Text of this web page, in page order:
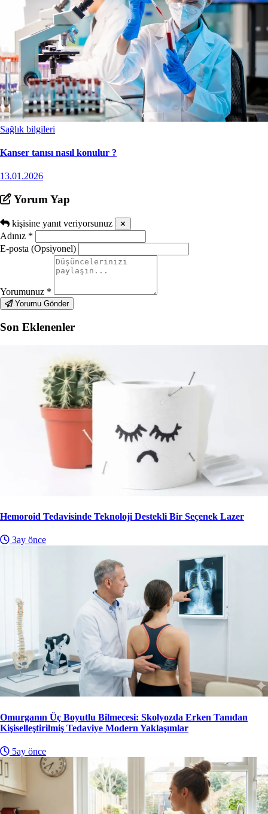
Sağlık bilgileri
Kanser tanısı nasıl konulur ?
13.01.2026
Yorum Yap
kişisine yanıt veriyorsunuz ✕
Adınız *
E-posta (Opsiyonel)
Yorumunuz *
Yorumu Gönder
Son Eklenenler
Hemoroid Tedavisinde Teknoloji Destekli Bir Seçenek Lazer
3ay önce
Omurganın Üç Boyutlu Bilmecesi: Skolyozda Erken Tanıdan
Kişiselleştirilmiş Tedaviye Modern Yaklaşımlar
5ay önce